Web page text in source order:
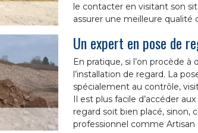
le contacter en visitant son
assurer une meilleure qualité
Un expert en pose de
En pratique, si l’on procède
l’installation de regard. La
spécialement au contrôle,
Il est plus facile d’accéder
regard soit bien placé, sinon,
professionnel comme Artisan